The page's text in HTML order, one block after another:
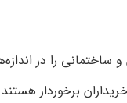
ساختمانی را در
برخوردار